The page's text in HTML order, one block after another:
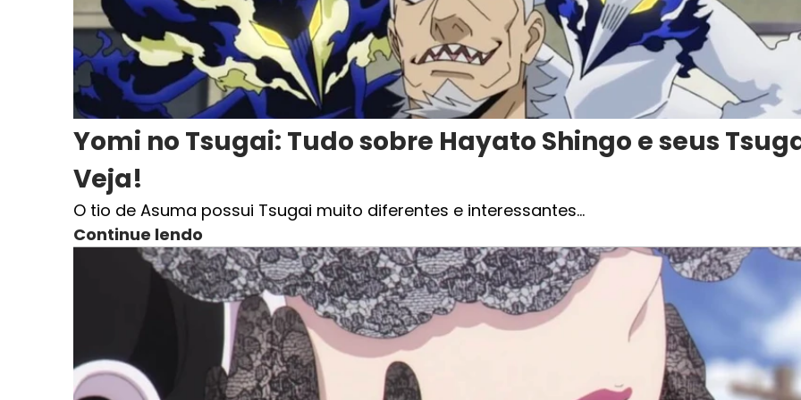
Yomi no Tsugai: Tudo sobre Hayato Shingo e seus
Veja!
O tio de Asuma possui Tsugai muito diferentes e interessantes…
Continue lendo